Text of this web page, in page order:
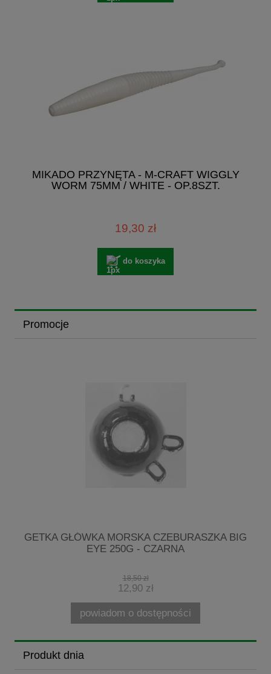
MIKADO PRZYNĘTA - M-CRAFT WIGGLY
WORM 75MM / WHITE - OP.8SZT.
19,30 zł
do koszyka
Promocje
GETKA GŁÓWKA MORSKA CZEBURASZKA BIG
EYE 250G - CZARNA
18,50 zł
12,90 zł
powiadom o dostępności
Produkt dnia